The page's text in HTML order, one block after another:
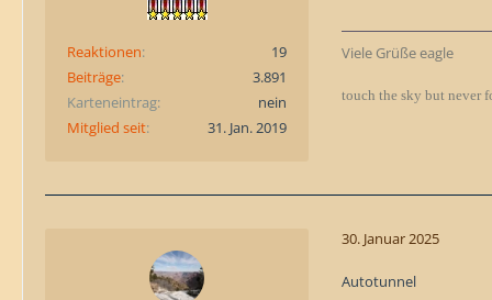
Reaktionen
19
Beiträge
3.891
Karteneintrag
nein
Mitglied seit
31. Jan. 2019
Viele Grüße eagle
touch the sky but never
30. Januar 2025
Autotunnel